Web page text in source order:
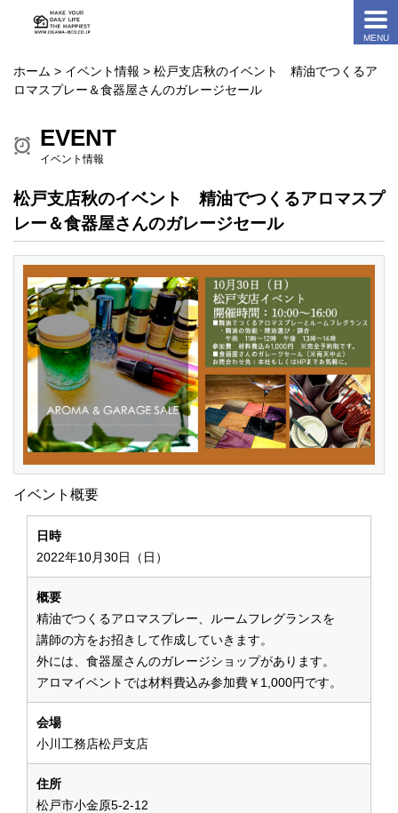
ホーム > イベント情報 > 松戸支店秋のイベント 精油でつくるア
ロマスプレー＆食器屋さんのガレージセール
EVENT
イベント情報
松戸支店秋のイベント 精油でつくるアロマスプ
レー＆食器屋さんのガレージセール
イベント概要
日時
2022年10月30日（日）
概要
精油でつくるアロマスプレー、ルームフレグランスを
講師の方をお招きして作成していきます。
外には、食器屋さんのガレージショップがあります。
アロマイベントでは材料費込み参加費￥1,000円です。
会場
小川工務店松戸支店
住所
松戸市小金原5-2-12